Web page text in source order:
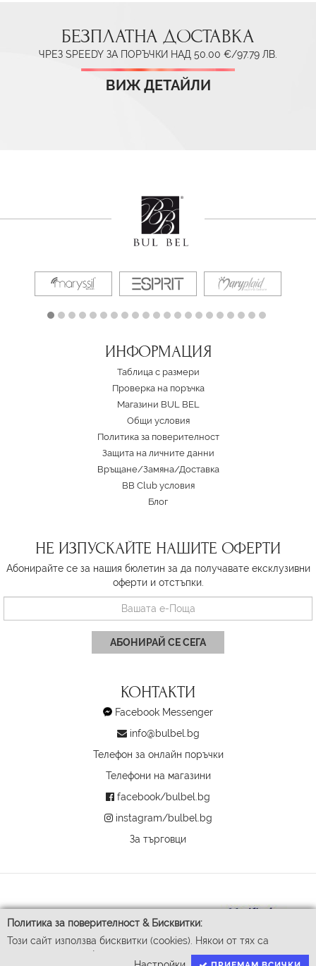
Политика за поверителност & Бисквитки:
Този сайт използва бисквитки (cookies). Някои от тях са
задължителни за функционирането му, докато други ни
БЕЗПЛАТНА ДОСТАВКА
ЧРЕЗ SPEEDY ЗА ПОРЪЧКИ НАД 50.00 €/97.79 ЛВ.
ВИЖ ДЕТАЙЛИ
ИНФОРМАЦИЯ
Таблица с размери
Проверка на поръчка
Магазини BUL BEL
Oбщи условия
Политика за поверителност
Защита на личните данни
Връщане/Замяна/Доставка
BB Club условия
Блог
НЕ ИЗПУСКАЙТЕ НАШИТЕ ОФЕРТИ
Абонирайте се за нашия бюлетин за да получавате ексклузивни
оферти и отстъпки.
АБОНИРАЙ СЕ СЕГА
КОНТАКТИ
Facebook Messenger
info@bulbel.bg
Телефон за онлайн поръчки
Телефони на магазини
facebook/bulbel.bg
instagram/bulbel.bg
За търговци